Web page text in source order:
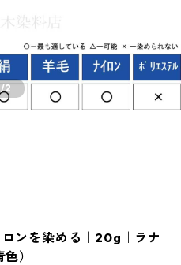
/2
ンを染める｜20g｜ラナ
）